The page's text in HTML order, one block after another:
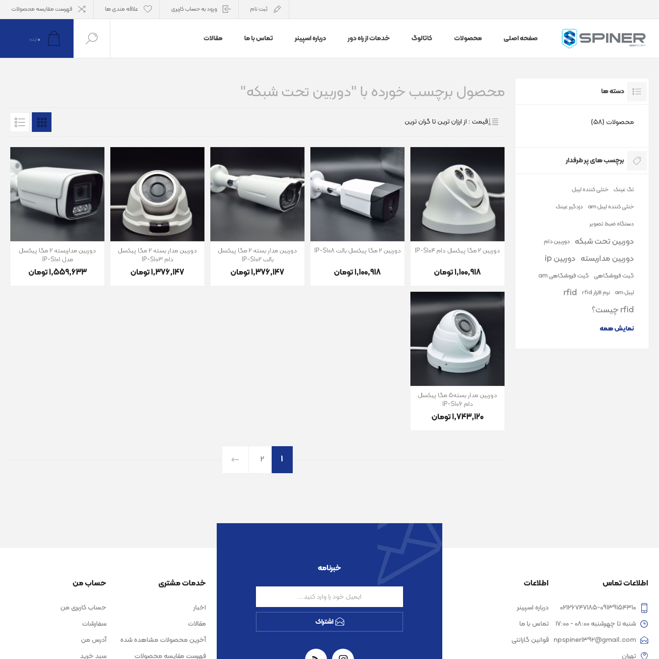
ثبت نام ورود به حساب کاربری علاقه مندی ها فهرست مقایسه محصولات
صفحه اصلی محصولات کاتالوگ خدمات از راه دور درباره اسپینر تماس با ما مقالات 0آیتم
محصول برچسب خورده با "دوربین تحت شبکه"
دوربین 2 مگا پیکسل دام IP-S104
1٬100٬918 تومان
دوربین 2 مگا پیکسل بالت IP-S108
1٬100٬918 تومان
دوربین مدار بسته 2 مگا پیکسل
بالت IP-S102
1٬376٬147 تومان
دوربین مدار بسته 2 مگا پیکسل
دام IP-S103
1٬376٬147 تومان
دوربین مداربسته 2 مگا پیکسل
مدل IP-S101
1٬559٬633 تومان
دوربین مدار بسته5 مگا پیکسل
دام IP-S106
1٬743٬120 تومان
1
2
دسته ها
محصولات (58)
برچسب های پر طرفدار
تگ عینک خنثی کننده لیبل
خنثی کننده لیبل am
دزدگیر عینک
دستگاه ضبط تصویر
دوربین تحت شبکه دوربین دام
دوربین مداربسته دوربین ip
گیت فروشگاهی گیت فروشگاهی am
لیبل am نرم افزار rfid
rfid
rfid چیست؟
نمایش همه
خبرنامه
اشتراک
اطلاعات تماس
02126747185-09139154310
شنبه تا چهرشنبه 08:00 - 17:00
npspiner1392@gmail.com
تهران
اطلاعات
درباره اسپینر
تماس با ما
قوانین گارانتی
خدمات مشتری
اخبار
مقالات
آخرین محصولات مشاهده شده
فهرست مقایسه محصولات
حساب من
حساب کاربری من
سفارشات
آدرس من
سبد خرید